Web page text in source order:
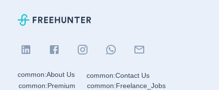
common:About Us
common:Contact Us
common:Premium
common:Freelance_Jobs